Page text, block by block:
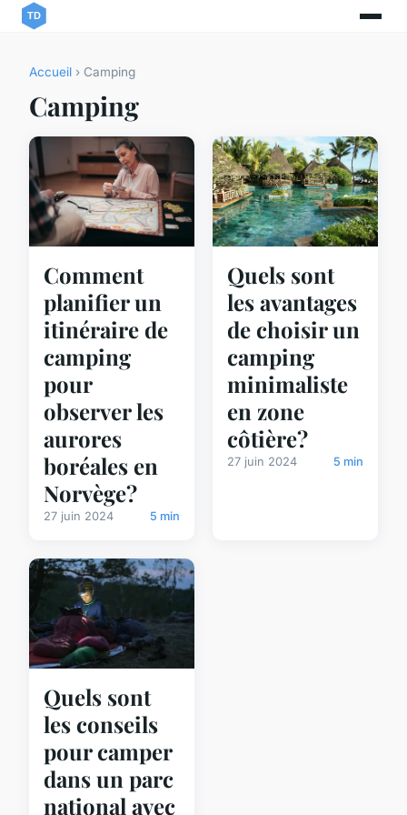
Accueil › Camping
Camping
Comment
planifier un
itinéraire de
camping
pour
observer les
aurores
boréales en
Norvège?
27 juin 2024 5 min
Quels sont
les avantages
de choisir un
camping
minimaliste
en zone
côtière?
27 juin 2024 5 min
Quels sont
les conseils
pour camper
dans un parc
national avec